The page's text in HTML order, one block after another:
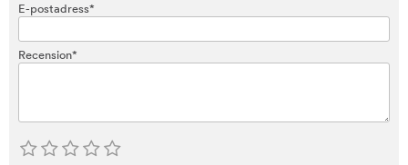
E-postadress*
Recension*